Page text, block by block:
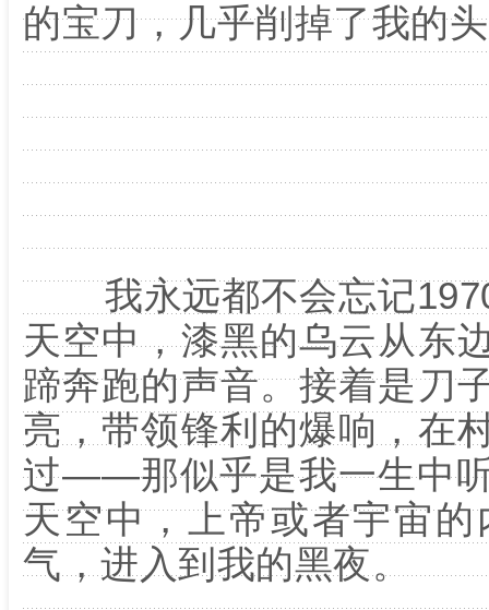
的宝刀，几乎削掉了我的
我永远都不会忘记
天空中，漆黑的乌云从东
蹄奔跑的声音。接着是刀
亮，带领锋利的爆响，在
过——那似乎是我一生中
天空中，上帝或者宇宙
气，进入到我的黑夜。